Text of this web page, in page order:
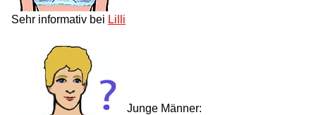
Sehr informativ bei Lilli
Junge Männer: